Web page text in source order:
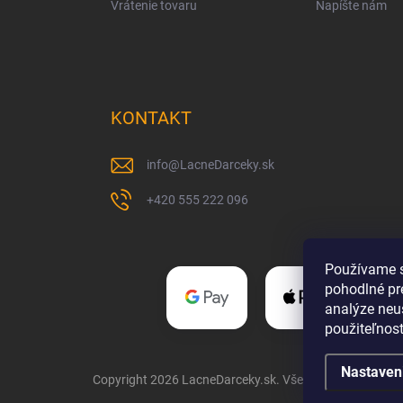
Používame
pohodlné
analýze
Vrátenie tovaru
Napíšte nám
KONTAKT
info@LacneDarceky.sk
+420 555 222 096
Copyright 2026 LacneDarceky.sk. Všetky práva